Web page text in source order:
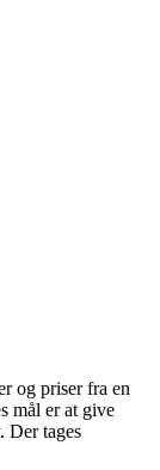
og priser fra en
mål er at give
Der tages